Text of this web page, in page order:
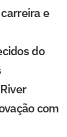
e
do
com